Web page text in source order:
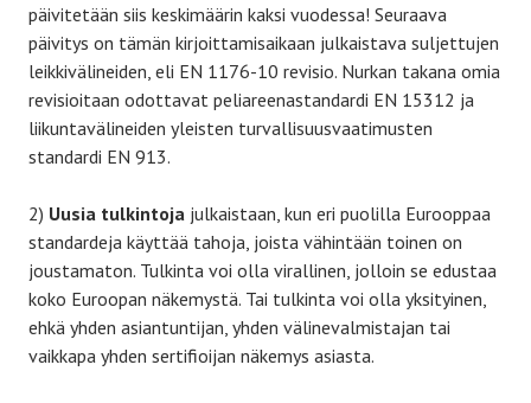
päivitetään siis keskimäärin kaksi vuodessa! Seuraava
päivitys on tämän kirjoittamisaikaan julkaistava suljettujen
leikkivälineiden, eli EN 1176-10 revisio. Nurkan takana omia
revisioitaan odottavat peliareenastandardi EN 15312 ja
liikuntavälineiden yleisten turvallisuusvaatimusten
standardi EN 913.
2) Uusia tulkintoja julkaistaan, kun eri puolilla Eurooppaa
standardeja käyttää tahoja, joista vähintään toinen on
joustamaton. Tulkinta voi olla virallinen, jolloin se edustaa
koko Euroopan näkemystä. Tai tulkinta voi olla yksityinen,
ehkä yhden asiantuntijan, yhden välinevalmistajan tai
vaikkapa yhden sertifioijan näkemys asiasta.